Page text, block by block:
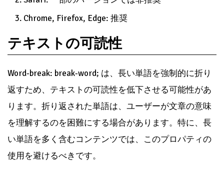
Chrome, Firefox, Edge: 推奨
テキストの可読性
Word-break: break-word; は、長い単語を強制的に折り
返すため、テキストの可読性を低下させる可能性があ
ります。折り返された単語は、ユーザーが文章の意味
を理解するのを困難にする場合があります。特に、長
い単語を多く含むコンテンツでは、このプロパティの
使用を避けるべきです。